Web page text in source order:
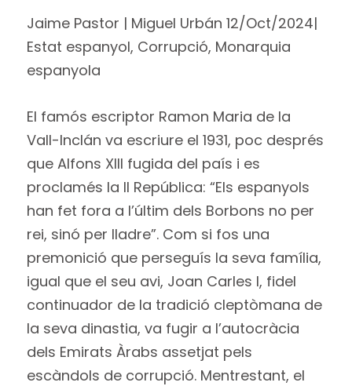
Jaime Pastor | Miguel Urbán 12/Oct/2024|
Estat espanyol, Corrupció, Monarquia
espanyola
El famós escriptor Ramon Maria de la
Vall-Inclán va escriure el 1931, poc després
que Alfons XIII fugida del país i es
proclamés la II República: “Els espanyols
han fet fora a l’últim dels Borbons no per
rei, sinó per lladre”. Com si fos una
premonició que perseguís la seva família,
igual que el seu avi, Joan Carles I, fidel
continuador de la tradició cleptòmana de
la seva dinastia, va fugir a l’autocràcia
dels Emirats Àrabs assetjat pels
escàndols de corrupció. Mentrestant, el